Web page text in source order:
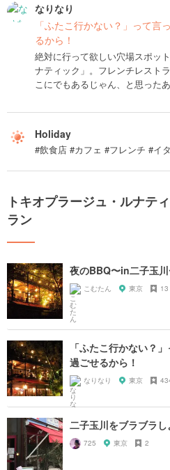
なりなり
「ふたこ行かない？」って言
るから！
絶対に行って欲しい穴場スポッ
ナティック」。フレンチレスト
こにでもあるじゃん、と思った
Holiday
#飲食店 #カフェ #フレンチ #イ
トキオプラージュ・ルナテ
ラン
夜のBBQ〜in二子玉
こむたん 東京 13
「ふたこ行かない？
過ごせるから！
なりなり 東京
二子玉川をブラブラ
725 東京 2